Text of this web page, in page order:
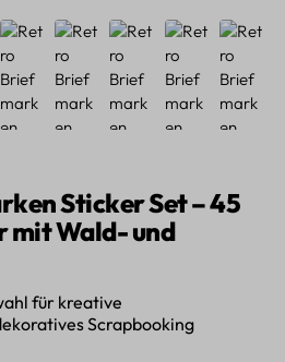
von 5 von 5 Sternen
Sticker Set – 45
mit Wald- und
für kreative
Scrapbooking